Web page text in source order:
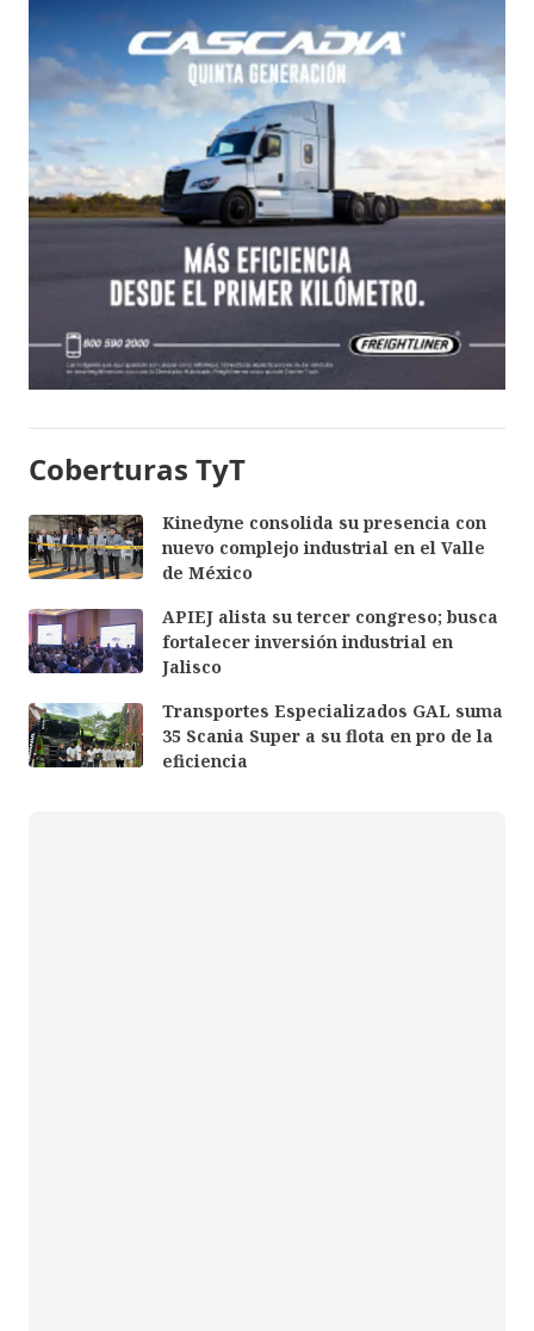
Coberturas TyT
Kinedyne consolida su presencia con
nuevo complejo industrial en el Valle
de México
APIEJ alista su tercer congreso; busca
fortalecer inversión industrial en
Jalisco
Transportes Especializados GAL suma
35 Scania Super a su flota en pro de la
eficiencia